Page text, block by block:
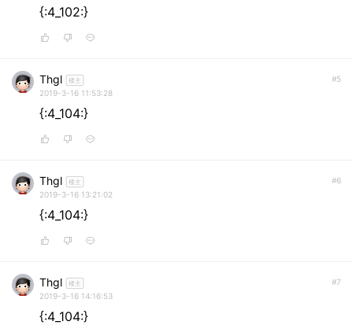
{:4_102:}
#5
Thgl 楼主
2019-3-16 11:53:28
{:4_104:}
#6
Thgl 楼主
2019-3-16 13:21:02
{:4_104:}
#7
Thgl 楼主
2019-3-16 14:16:53
{:4_104:}